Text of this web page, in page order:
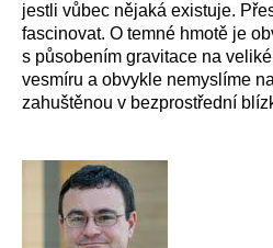
jestli vůbec nějaká existuje.
fascinovat. O temné hmotě je
s působením gravitace na
vesmíru a obvykle nemyslíme
zahuštěnou v bezprostřední